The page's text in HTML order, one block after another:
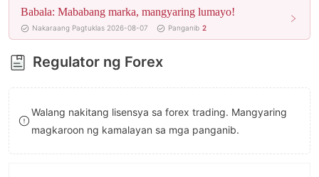
6
7
8
9
5
6
7
8
9
Babala: Mababang marka, mangyaring lumayo!
Nakaraang Pagtuklas 2026-08-07 Panganib 2
Regulator ng Forex
Walang nakitang lisensya sa forex trading. Mangyaring
magkaroon ng kamalayan sa mga panganib.